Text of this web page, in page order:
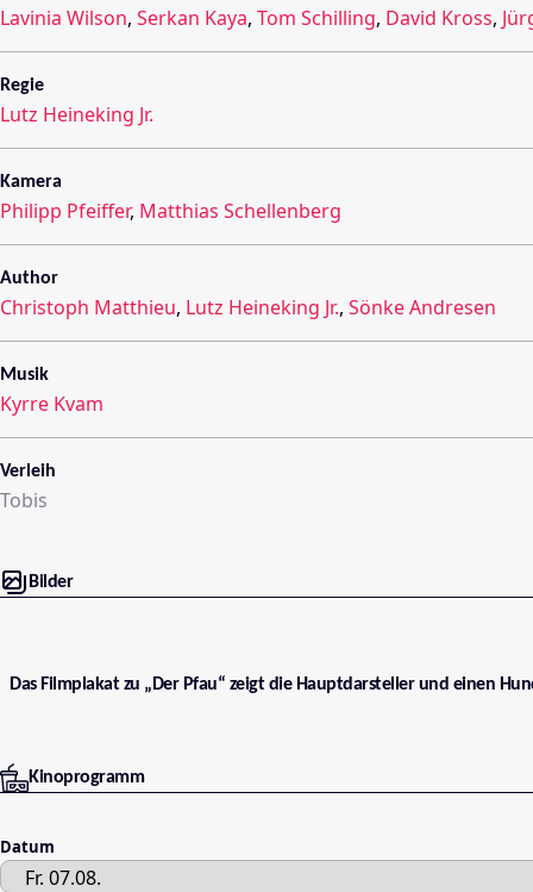
Lavinia Wilson, Serkan Kaya, Tom Schilling, David Kross,
Regie
Lutz Heineking Jr.
Kamera
Philipp Pfeiffer, Matthias Schellenberg
Author
Christoph Matthieu, Lutz Heineking Jr., Sönke Andresen
Musik
Kyrre Kvam
Verleih
Tobis
Bilder
Das Filmplakat zu „Der Pfau“ zeigt die Hauptdarsteller und einen
Kinoprogramm
Datum